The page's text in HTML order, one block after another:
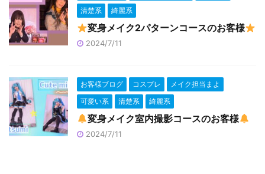
清楚系
綺麗系
変身メイク2パターンコースのお客様
2024/7/11
お客様ブログ コスプレ
メイク担当まよ
可愛い系
清楚系 綺麗系
変身メイク室内撮影コースのお客様
2024/7/11